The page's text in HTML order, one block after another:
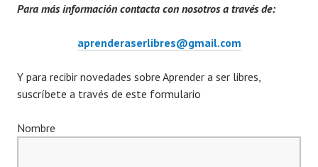
Para más información contacta con nosotros a través de:
aprenderaserlibres@gmail.com
Y para recibir novedades sobre Aprender a ser libres,
suscríbete a través de este formulario
Nombre